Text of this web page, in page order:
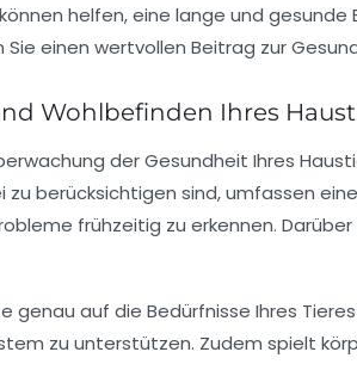
helfen, eine lange und
einen wertvollen Beitrag zur
Wohlbefinden Ihres
der Gesundheit Ihres
zu berücksichtigen sind, umfassen
frühzeitig zu erkennen.
genau auf die Bedürfnisse Ihres
zu unterstützen. Zudem spielt